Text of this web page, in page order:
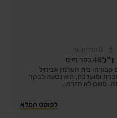
0 הדליקו נר
ז"ל48, כפר חיים
קבורה: בית העלמין אביחיל
ומוערכת, היא נסעה לבקר
משם לא חזרה..
לפוסט המלא